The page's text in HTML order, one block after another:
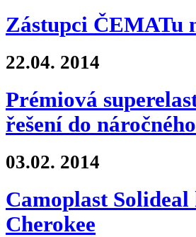
Zástupci ČEMATu
22.04. 2014
Prémiová
řešení do
03.02. 2014
Camoplast
Cherokee